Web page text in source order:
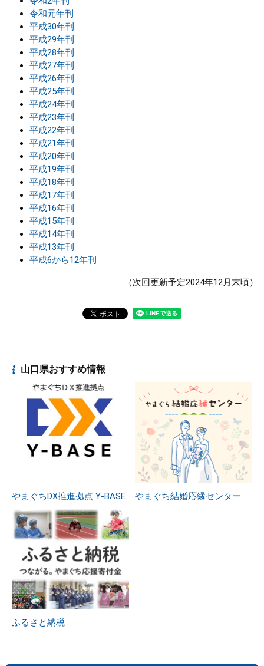
令和元年刊
平成30年刊
平成29年刊
平成28年刊
平成27年刊
平成26年刊
平成25年刊
平成24年刊
平成23年刊
平成22年刊
平成21年刊
平成20年刊
平成19年刊
平成18年刊
平成17年刊
平成16年刊
平成15年刊
平成14年刊
平成13年刊
平成6から12年刊
（次回更新予定2024年12月末頃）
山口県おすすめ情報
やまぐちDX推進拠点 Y-BASE やまぐち結婚応縁センター
ふるさと納税